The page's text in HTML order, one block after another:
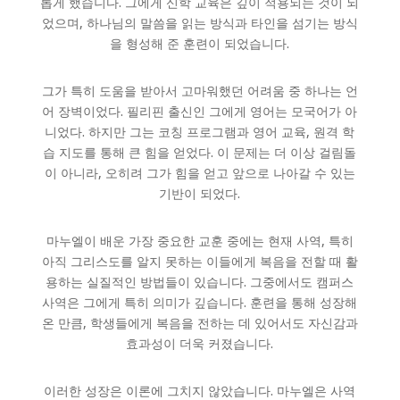
었으며, 하나님의 말씀을 읽는 방식과 타인을 섬기는 방식
을 형성해 준 훈련이 되었습니다.
그가 특히 도움을 받아서 고마워했던 어려움 중 하나는 언
어 장벽이었다. 필리핀 출신인 그에게 영어는 모국어가 아
니었다. 하지만 그는 코칭 프로그램과 영어 교육, 원격 학
습 지도를 통해 큰 힘을 얻었다. 이 문제는 더 이상 걸림돌
이 아니라, 오히려 그가 힘을 얻고 앞으로 나아갈 수 있는
기반이 되었다.
마누엘이 배운 가장 중요한 교훈 중에는 현재 사역, 특히
아직 그리스도를 알지 못하는 이들에게 복음을 전할 때 활
용하는 실질적인 방법들이 있습니다. 그중에서도 캠퍼스
사역은 그에게 특히 의미가 깊습니다. 훈련을 통해 성장해
온 만큼, 학생들에게 복음을 전하는 데 있어서도 자신감과
효과성이 더욱 커졌습니다.
이러한 성장은 이론에 그치지 않았습니다. 마누엘은 사역